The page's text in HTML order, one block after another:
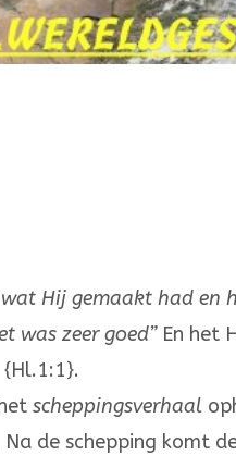
wat Hij gemaakt had en
was zeer goed” En het
{Hl.1:1}.
scheppingsverhaal
Na de schep­ping komt